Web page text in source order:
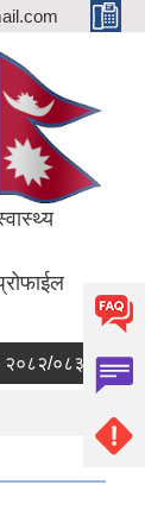
०८३ को चौथो